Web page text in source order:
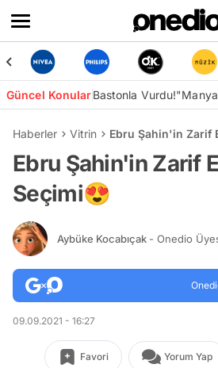
Güncel KonularBastonla Vurdu!
Haberler Vitrin Ebru Şahin'in Zarif
Ebru Şahin'in Zarif
Seçimi😍
Aybüke Kocabıçak - Onedio
09.09.2021 - 16:27
Favori Yorum Yap